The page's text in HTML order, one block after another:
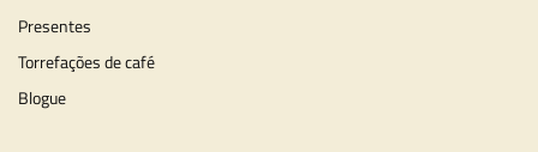
Presentes
Torrefações de café
Blogue